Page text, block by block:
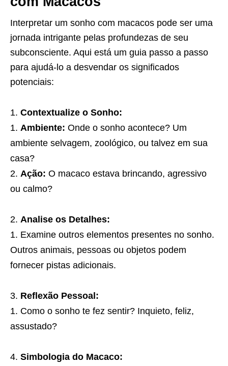
Interpretar um sonho com macacos pode ser uma
jornada intrigante pelas profundezas de seu
subconsciente. Aqui está um guia passo a passo
para ajudá-lo a desvendar os significados
potenciais:
Contextualize o Sonho:
Ambiente: Onde o sonho acontece? Um
ambiente selvagem, zoológico, ou talvez em sua
casa?
Ação: O macaco estava brincando, agressivo
ou calmo?
Analise os Detalhes:
Examine outros elementos presentes no sonho.
Outros animais, pessoas ou objetos podem
fornecer pistas adicionais.
Reflexão Pessoal:
Como o sonho te fez sentir? Inquieto, feliz,
assustado?
Simbologia do Macaco: